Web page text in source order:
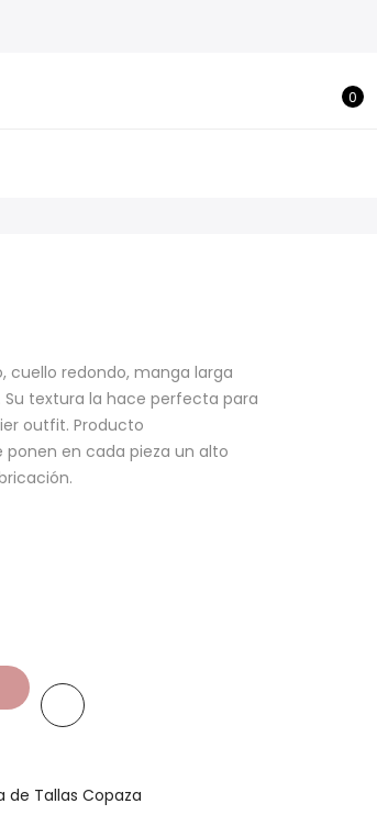
0
cuello redondo, manga larga
textura la hace perfecta para
outfit. Producto
en cada pieza un alto
de Tallas Copaza